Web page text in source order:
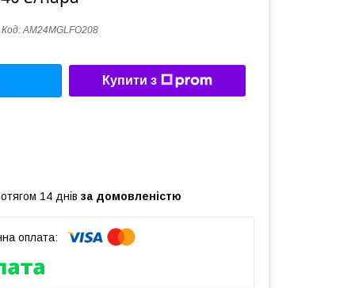
Код:AM24MGLFO208
Купити з
14 днів за домовленістю